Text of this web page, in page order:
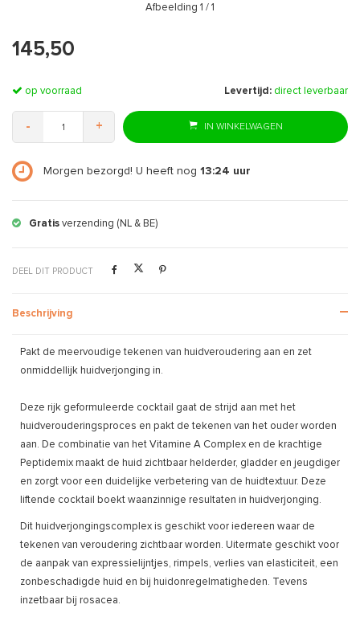
Afbeelding 1 / 1
145,50
op voorraad Levertijd: direct leverbaar
- + IN WINKELWAGEN
Morgen bezorgd! U heeft nog 13:24 uur
Gratis verzending (NL & BE)
DEEL DIT PRODUCT
Beschrijving
Pakt de meervoudige tekenen van huidveroudering aan en zet
onmiddellijk huidverjonging in.
Deze rijk geformuleerde cocktail gaat de strijd aan met het
huidverouderingsproces en pakt de tekenen van het ouder worden
aan. De combinatie van het Vitamine A Complex en de krachtige
Peptidemix maakt de huid zichtbaar helderder, gladder en jeugdiger
en zorgt voor een duidelijke verbetering van de huidtextuur. Deze
liftende cocktail boekt waanzinnige resultaten in huidverjonging.
Dit huidverjongingscomplex is geschikt voor iedereen waar de
tekenen van veroudering zichtbaar worden. Uitermate geschikt voor
de aanpak van expressielijntjes, rimpels, verlies van elasticiteit, een
zonbeschadigde huid en bij huidonregelmatigheden. Tevens
inzetbaar bij rosacea.